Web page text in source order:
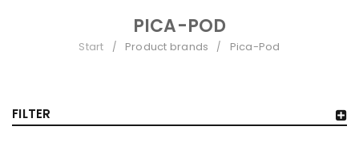
PICA-POD
Start / Product brands / Pica-Pod
FILTER